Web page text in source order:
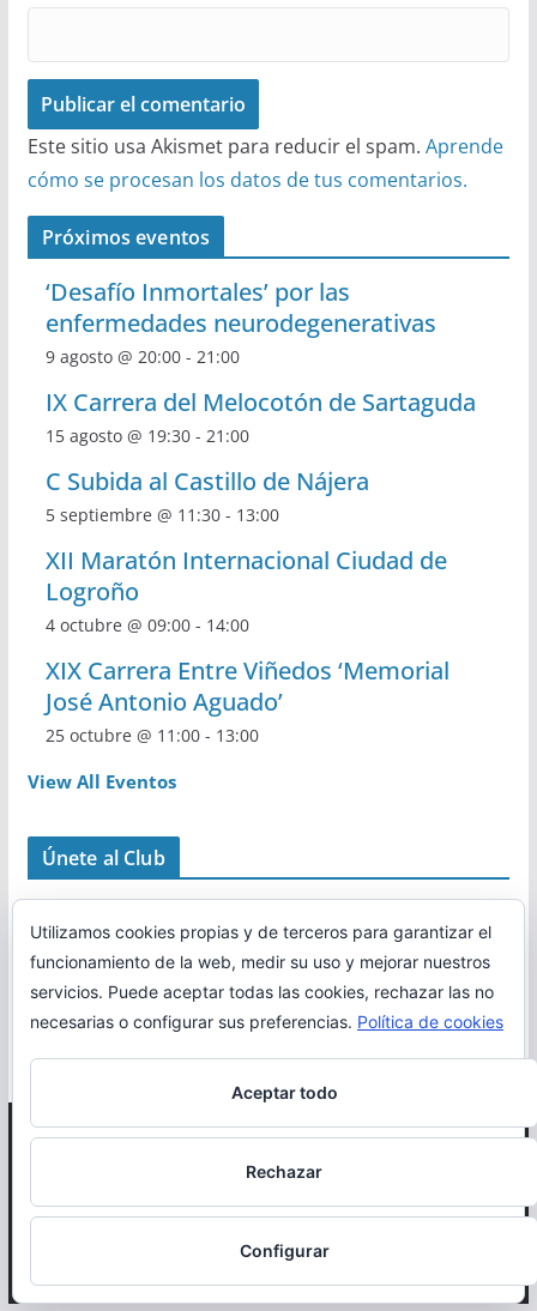
Este sitio usa Akismet para reducir el spam. Aprende
cómo se procesan los datos de tus comentarios.
Próximos eventos
‘Desafío Inmortales’ por las
enfermedades neurodegenerativas
9 agosto @ 20:00- 21:00
IX Carrera del Melocotón de Sartaguda
15 agosto @ 19:30- 21:00
C Subida al Castillo de Nájera
5 septiembre @ 11:30- 13:00
XII Maratón Internacional Ciudad de
Logroño
4 octubre @ 09:00- 14:00
XIX Carrera Entre Viñedos ‘Memorial
José Antonio Aguado’
25 octubre @ 11:00- 13:00
View All Eventos
Únete al Club
Correr en La Rioja
Otro proyecto deMiRioja
Utilizamos cookies propias y de terceros para garantizar el
funcionamiento de la web, medir su uso y mejorar nuestros
servicios. Puede aceptar todas las cookies, rechazar las no
necesarias o configurar sus preferencias. Política de cookies
Aceptar todo
Rechazar
Configurar